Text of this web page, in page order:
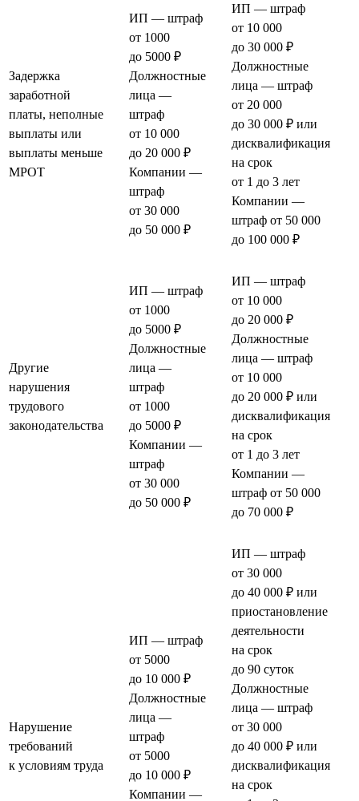
Задержка
заработной
платы, неполные
выплаты или
выплаты меньше
МРОТ
ИП — штраф
от 1000
до 5000 ₽
Должностные
лица —
штраф
от 10 000
до 20 000 ₽
Компании —
штраф
от 30 000
до 50 000 ₽
ИП — штраф
от 10 000
до 30 000 ₽
Должностные
лица — штраф
от 20 000
до 30 000 ₽ или
дисквалификация
на срок
от 1 до 3 лет
Компании —
штраф от 50 000
до 100 000 ₽
Другие
нарушения
трудового
законодательства
ИП — штраф
от 1000
до 5000 ₽
Должностные
лица —
штраф
от 1000
до 5000 ₽
Компании —
штраф
от 30 000
до 50 000 ₽
ИП — штраф
от 10 000
до 20 000 ₽
Должностные
лица — штраф
от 10 000
до 20 000 ₽ или
дисквалификация
на срок
от 1 до 3 лет
Компании —
штраф от 50 000
до 70 000 ₽
Нарушение
требований
к условиям труда
ИП — штраф
от 5000
до 10 000 ₽
Должностные
лица —
штраф
от 5000
до 10 000 ₽
Компании —
ИП — штраф
от 30 000
до 40 000 ₽ или
приостановление
деятельности
на срок
до 90 суток
Должностные
лица — штраф
от 30 000
до 40 000 ₽ или
дисквалификация
на срок